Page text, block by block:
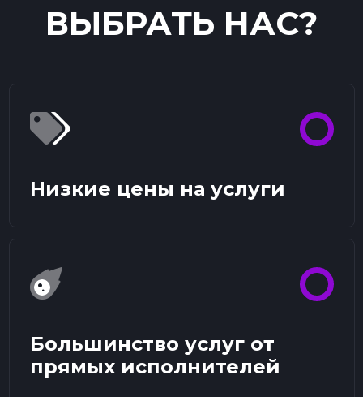
ВЫБРАТЬ НАС?
Низкие цены на услуги
Большинство услуг от
прямых исполнителей